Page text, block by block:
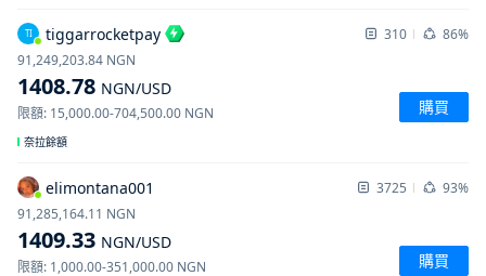
TI tiggarrocketpay 310 86%
1408.78 NGN/USD
91,249,203.84 NGN
限額: 15,000.00-704,500.00 NGN 購買
奈拉餘額
elimontana001 3725 93%
1409.33 NGN/USD
91,285,164.11 NGN
限額: 1,000.00-351,000.00 NGN 購買